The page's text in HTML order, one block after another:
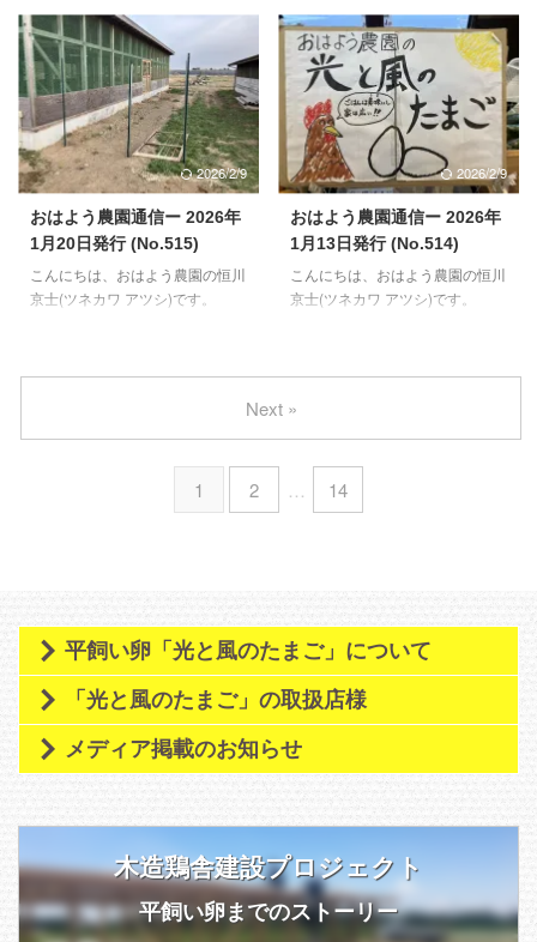
てきた1月も終わり、2月に入っ
てからも先月とほぼ同じ内容の作
業を進めていく予定です。 一人
親方の農園ですので、アドバイス
が必要と感じたときはGeminiや
ChatGPTを活用しております。
【畑の準備中】 今年、作付けし
たい野菜は、スナップエンドウ、
ジャガイモ（キタアカリ）、枝
豆、人参、葉物野菜（小松菜、か
ぶ、京水菜、チンゲン菜、大根、
春菊）、サツマイモ（紅あずま、
紅はるか、シルクスイート）、中
タイムスケジュール大まかにシュ
ミレーションを行う今日この頃で
す。 ですが、この時期は日の出
もまだ遅いため、太陽の動きに合
わせて朝一の作業であるコッコさ
んのお世話（お食事の提供、お
水、翌日以降のお食事ストックづ
くり）をすることが多くなりまし
た。 これも、鶏小屋の横で作業
ができるようになり、時間短縮が
できるようになったおかげでもあ
ります。 実際は、朝寒くて布団
から出るのが億劫なだけというの
2026/2/9
おはよう農園通信ー 2026年
1月20日発行 (No.515)
こんにちは、おはよう農園の恒川
京士(ツネカワ アツシ)です。
やすい部屋の扉に張って、日々意
識するようにしております。 基
本的に出荷曜日以外の日にタスク
を入れてます。 今は、放し飼い
回している感じです。 時々イレ
ギュラーな予定も入ってくるの
で、ちょっとビハインドしてる ...
2026/2/9
おはよう農園通信ー 2026年
1月13日発行 (No.514)
こんにちは、おはよう農園の恒川
京士(ツネカワ アツシ)です。
がします。月末にかけてもっと寒
くなるのか（個人的には寒くなっ
て欲しくありませんが
に早朝は外に出るのが億劫になっ
てしまいます。 【庭のお手入
ドチッパーを購入しました。何年
今の住まいに住むかは分からない
ですが、 ...
1 2 … 14
Next »
平飼い卵「光と風のたまご」について
「光と風のたまご」の取扱店様
メディア掲載のお知らせ
木造鶏舎建設プロジェクト
平飼い卵までのストーリー